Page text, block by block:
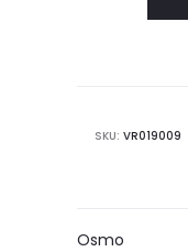
SKU:VR019009
Osmo